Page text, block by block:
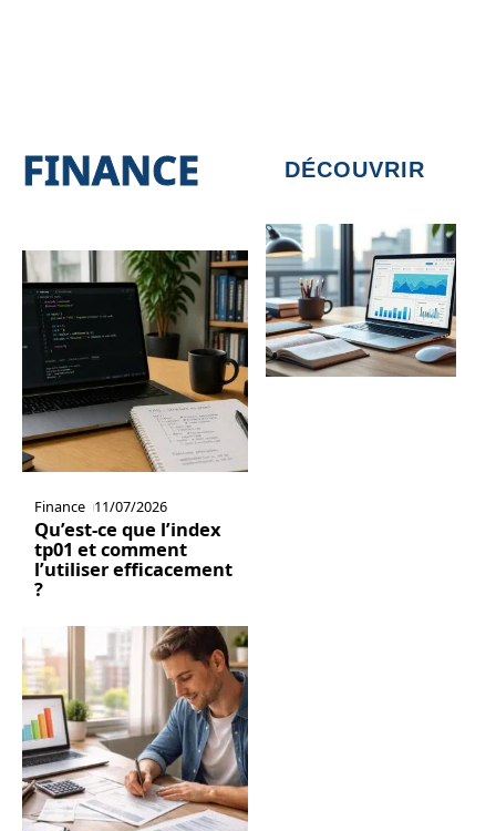
FINANCE DÉCOUVRIR
Finance 11/07/2026
Qu’est-ce que l’index
tp01 et comment
l’utiliser efficacement
?